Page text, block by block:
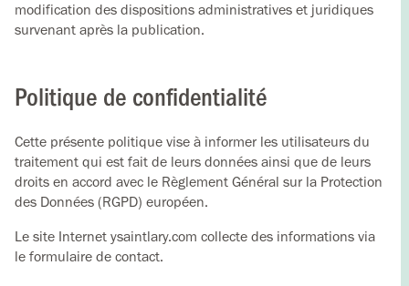
modification des dispositions administratives et juridiques
survenant après la publication.
Politique de confidentialité
Cette présente politique vise à informer les utilisateurs du
traitement qui est fait de leurs données ainsi que de leurs
droits en accord avec le Règlement Général sur la Protection
des Données (RGPD) européen.
Le site Internet ysaintlary.com collecte des informations via
le formulaire de contact.